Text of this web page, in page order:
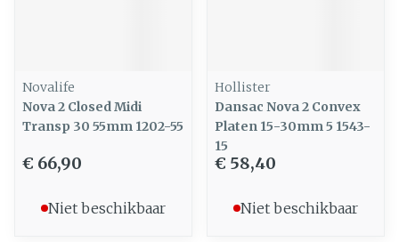
Novalife
Nova 2 Closed Midi
Transp 30 55mm 1202-55
€ 66,90
Niet beschikbaar
Hollister
Dansac Nova 2 Convex
Platen 15-30mm 5 1543-
15
€ 58,40
Niet beschikbaar